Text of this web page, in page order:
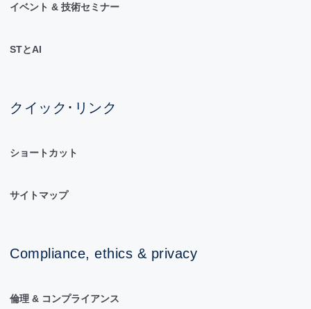
イベント & 技術セミナー
STとAI
クイック･リンク
ショートカット
サイトマップ
Compliance, ethics & privacy
倫理 & コンプライアンス